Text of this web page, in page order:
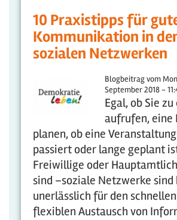
10 Praxistipps für
Kommunikation in
sozialen Netzwerken
Blogbeitrag vom
September 2018 -
Egal, ob Sie
aufrufen, eine
planen, ob eine
passiert oder lange geplant
Freiwillige oder
sind –soziale Netzwerke sind
unerlässlich für den
flexiblen Austausch von